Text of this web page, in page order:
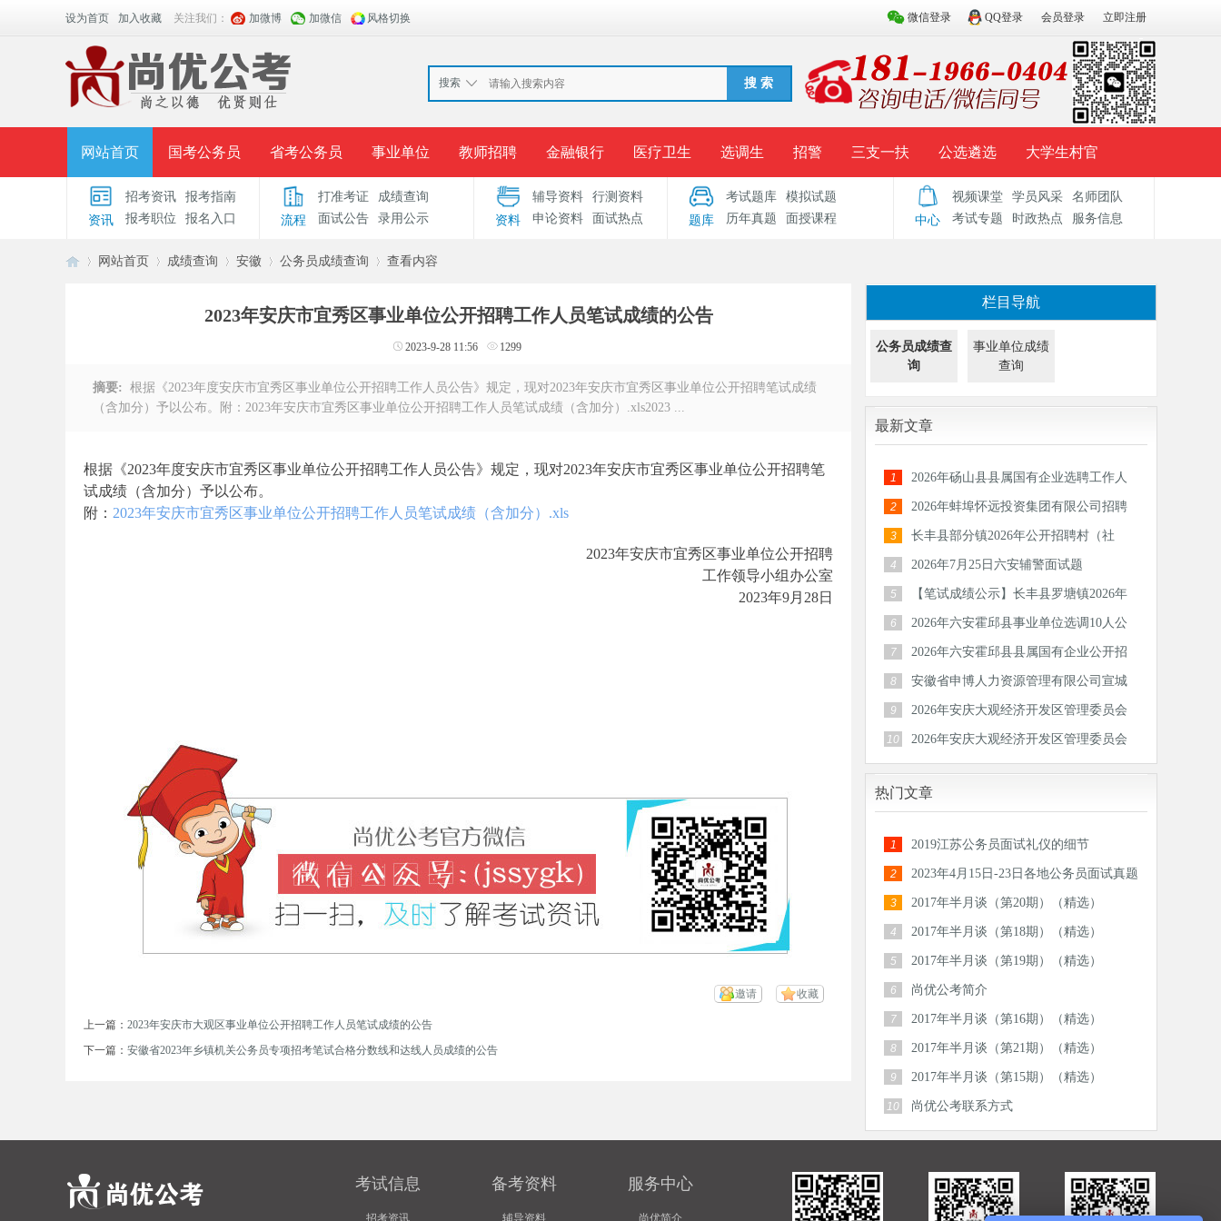
微信登录 QQ登录 会员登录 立即注册
设为首页 加入收藏 关注我们： 加微博 加微信 风格切换
搜索 搜 索
网站首页 国考公务员 省考公务员 事业单位 教师招聘 金融银行 医疗卫生 选调生 招警 三支一扶 公选遴选 大学生村官
面授课程 招考公告 面试公告 报考指导 准考证打印 成绩查询 录用公示 考试题库 辅导资料 历年真题 模拟试题
时政热点 视频课堂 名师团队 学员风采 考试专题
资讯
招考资讯
报考指南
报考职位
报名入口 流程
打准考证
成绩查询
面试公告
录用公示 资料
辅导资料
行测资料
申论资料
面试热点 题库
考试题库
模拟试题
历年真题
面授课程 中心
视频课堂 学员风采
名师团队
考试专题
时政热点 服务信息
网站首页 成绩查询 安徽 公务员成绩查询 查看内容
2023年安庆市宜秀区事业单位公开招聘工作人员笔试成绩的公告
2023-9-28 11:56 1299
摘要: 根据《2023年度安庆市宜秀区事业单位公开招聘工作人员公告》规定，现对2023年安庆市宜秀区事业单位公开招聘笔试成绩
（含加分）予以公布。附：2023年安庆市宜秀区事业单位公开招聘工作人员笔试成绩（含加分）.xls2023 ...
根据《2023年度安庆市宜秀区事业单位公开招聘工作人员公告》规定，现对2023年安庆市宜秀区事业单位公开招聘笔
试成绩（含加分）予以公布。
附： 2023年安庆市宜秀区事业单位公开招聘工作人员笔试成绩（含加分）.xls
2023年安庆市宜秀区事业单位公开招聘
工作领导小组办公室
2023年9月28日
收藏
邀请
上一篇： 2023年安庆市大观区事业单位公开招聘工作人员笔试成绩的公告
下一篇： 安徽省2023年乡镇机关公务员专项招考笔试合格分数线和达线人员成绩的公告
栏目导航
公务员成绩查
询
事业单位成绩
查询
最新文章
1
2026年砀山县县属国有企业选聘工作人
员公告
2
2026年蚌埠怀远投资集团有限公司招聘
30人公
3
长丰县部分镇2026年公开招聘村（社
区）后备
4 2026年7月25日六安辅警面试题
5
【笔试成绩公示】长丰县罗塘镇2026年
公开招
6
2026年六安霍邱县事业单位选调10人公
告
7
2026年六安霍邱县县属国有企业公开招
聘工作
8
安徽省申博人力资源管理有限公司宣城
分公司
9
2026年安庆大观经济开发区管理委员会
公开招
10
2026年安庆大观经济开发区管理委员会
公开招
热门文章
1 2019江苏公务员面试礼仪的细节
2
2023年4月15日-23日各地公务员面试真题
汇总
3 2017年半月谈（第20期）（精选）
4 2017年半月谈（第18期）（精选）
5 2017年半月谈（第19期）（精选）
6 尚优公考简介
7 2017年半月谈（第16期）（精选）
8 2017年半月谈（第21期）（精选）
9 2017年半月谈（第15期）（精选）
10 尚优公考联系方式
考试信息
招考资讯
备考资料
辅导资料
服务中心
尚优简介